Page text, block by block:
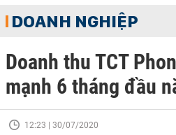
DOANH NGHIỆP
Doanh thu TCT
mạnh 6 tháng đầu
12:23 | 30/07/2020